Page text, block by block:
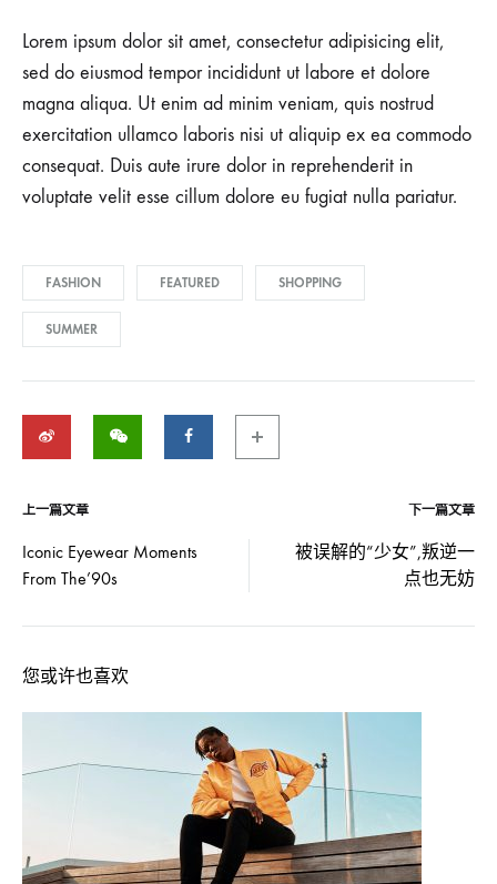
Lorem ipsum dolor sit amet, consectetur adipisicing elit,
sed do eiusmod tempor incididunt ut labore et dolore
magna aliqua. Ut enim ad minim veniam, quis nostrud
exercitation ullamco laboris nisi ut aliquip ex ea commodo
consequat. Duis aute irure dolor in reprehenderit in
voluptate velit esse cillum dolore eu fugiat nulla pariatur.
FASHION FEATURED SHOPPING
SUMMER
文
导
上一篇文章 下一篇文章
Iconic Eyewear Moments
From The’90s
被误解的“少女”,叛逆一
点也无妨
您或许也喜欢